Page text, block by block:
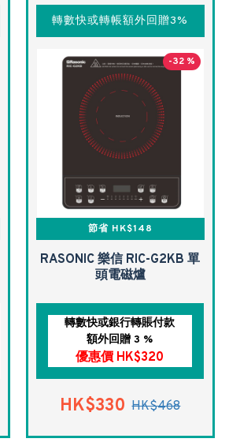
轉數快或轉帳額外回贈3%
-32 %
節省 HK$148
RASONIC 樂信 RIC-G2KB 單
頭電磁爐
轉數快或銀行轉賬付款
額外回贈 3 %
優惠價 HK$320
HK$330 HK$468